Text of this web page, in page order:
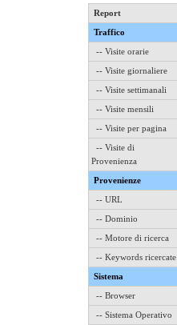
Report
Traffico
-- Visite orarie
-- Visite giornaliere
-- Visite settimanali
-- Visite mensili
-- Visite per pagina
-- Visite di
Provenienza
Provenienze
-- URL
-- Dominio
-- Motore di ricerca
-- Keywords ricercate
Sistema
-- Browser
-- Sistema Operativo